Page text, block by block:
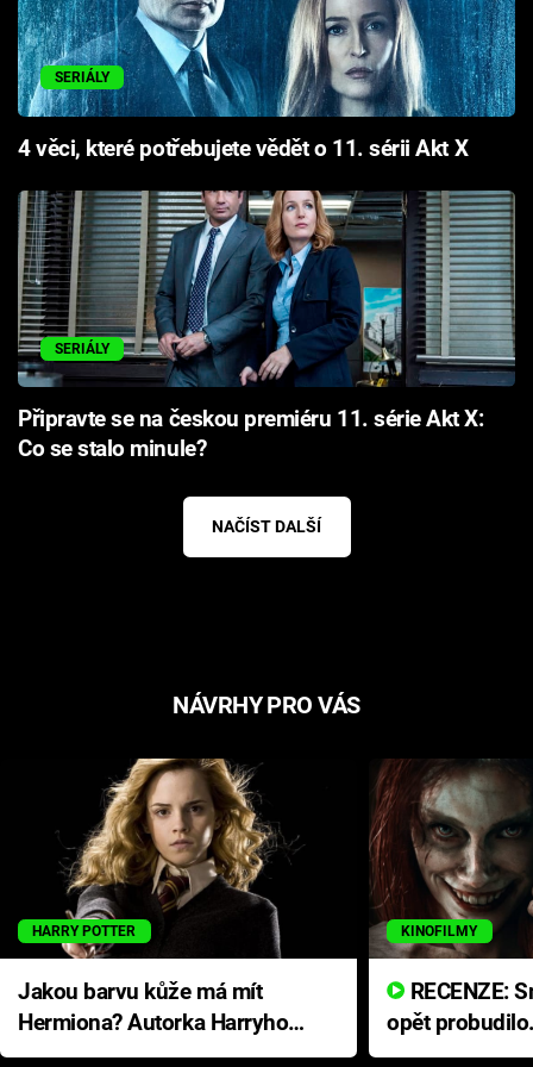
SERIÁLY
4 věci, které potřebujete vědět o 11. sérii Akt X
SERIÁLY
Připravte se na českou premiéru 11. série Akt X:
Co se stalo minule?
NAČÍST DALŠÍ
NÁVRHY PRO VÁS
HARRY POTTER
Jakou barvu kůže má mít
Hermiona? Autorka Harryho
Pottera přišla s ráznou
KINOFILMY
opět
přichází s